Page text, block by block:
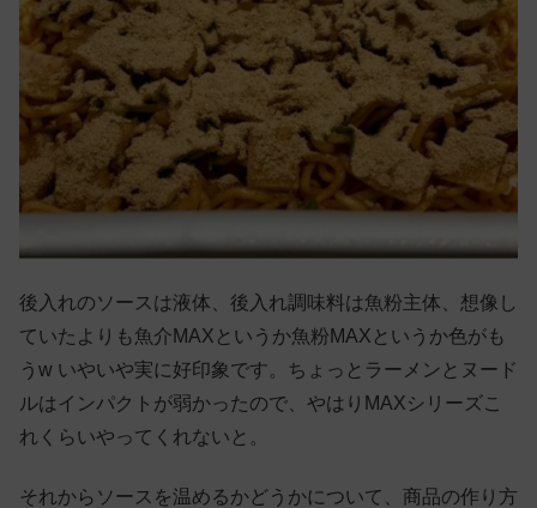
後入れのソースは液体、後入れ調味料は魚粉主体、想像し
ていたよりも魚介MAXというか魚粉MAXというか色がも
うw いやいや実に好印象です。ちょっとラーメンとヌード
ルはインパクトが弱かったので、やはりMAXシリーズこ
れくらいやってくれないと。
それからソースを温めるかどうかについて、商品の作り方